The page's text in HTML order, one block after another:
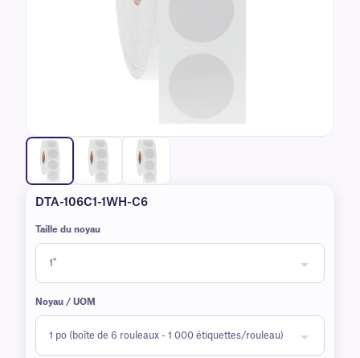
DTA-106C1-1WH-C6
Taille du noyau
Noyau / UOM